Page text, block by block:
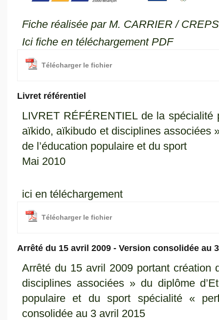
Fiche réalisée par M. CARRIER /
Ici fiche en téléchargement PDF
Télécharger le fichier
Livret référentiel
LIVRET RÉFÉRENTIEL de la spécialité
aïkido, aïkibudo et disciplines associées
de l’éducation populaire et du sport
Mai 2010
ici en téléchargement
Télécharger le fichier
Arrêté du 15 avril 2009 - Version consolidée au
Arrêté du 15 avril 2009 portant
disciplines associées » du diplôme
populaire et du sport spécialité «
consolidée au 3 avril 2015